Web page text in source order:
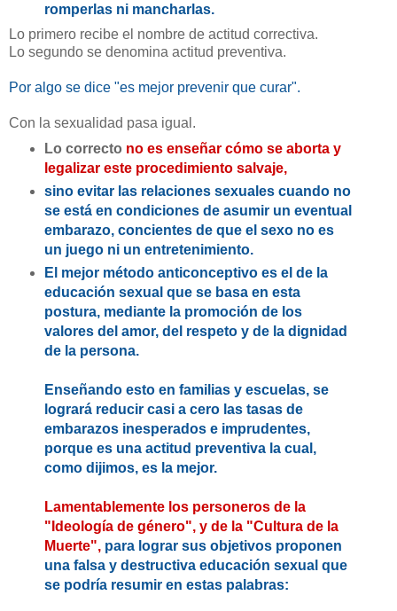
romperlas ni mancharlas.
Lo primero recibe el nombre de actitud correctiva.
Lo segundo se denomina actitud preventiva.
Por algo se dice "es mejor prevenir que curar".
Con la sexualidad pasa igual.
Lo correcto no es enseñar cómo se aborta y
legalizar este procedimiento salvaje,
sino evitar las relaciones sexuales cuando no
se está en condiciones de asumir un eventual
embarazo, concientes de que el sexo no es
un juego ni un entretenimiento.
El mejor método anticonceptivo es el de la
educación sexual que se basa en esta
postura, mediante la promoción de los
valores del amor, del respeto y de la dignidad
de la persona.
Enseñando esto en familias y escuelas,se
logrará reducir casi a cero las tasas de
embarazos inesperados e imprudentes,
porque es una actitud preventiva la cual,
como dijimos, es la mejor.
Lamentablemente los personeros de la
"Ideología de género", y de la "Cultura de la
Muerte", para lograr sus objetivos proponen
una falsa y destructiva educación sexual que
se podría resumir en estas palabras: